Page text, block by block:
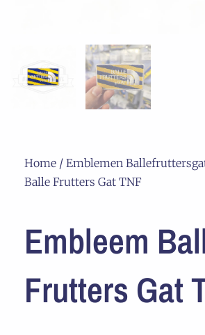
Home / Emblemen
Balle Frutters Gat TNF
Embleem
Frutters Gat